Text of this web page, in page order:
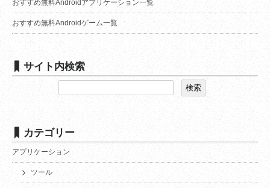
おすすめ無料Androidアプリケーション一覧
おすすめ無料Androidゲーム一覧
サイト内検索
カテゴリー
アプリケーション
ツール